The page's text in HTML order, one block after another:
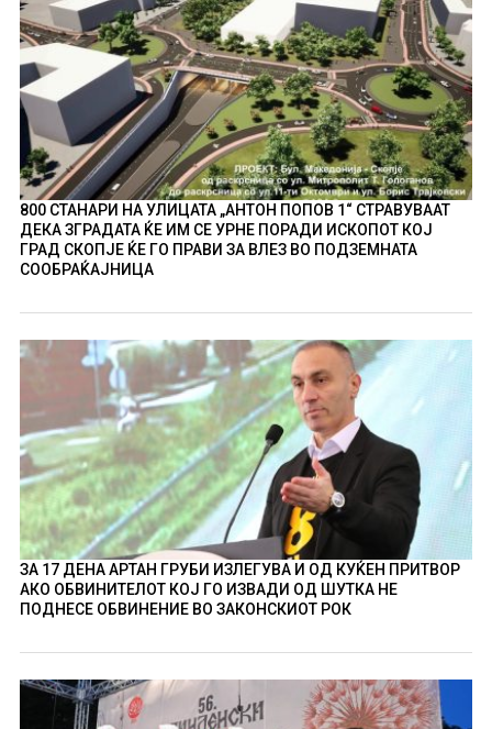
800 СТАНАРИ НА УЛИЦАТА „АНТОН ПОПОВ 1“ СТРАВУВААТ
ДЕКА ЗГРАДАТА ЌЕ ИМ СЕ УРНЕ ПОРАДИ ИСКОПОТ КОЈ
ГРАД СКОПЈЕ ЌЕ ГО ПРАВИ ЗА ВЛЕЗ ВО ПОДЗЕМНАТА
СООБРАЌАЈНИЦА
ЗА 17 ДЕНА АРТАН ГРУБИ ИЗЛЕГУВА И ОД КУЌЕН ПРИТВОР
АКО ОБВИНИТЕЛОТ КОЈ ГО ИЗВАДИ ОД ШУТКА НЕ
ПОДНЕСЕ ОБВИНЕНИЕ ВО ЗАКОНСКИОТ РОК